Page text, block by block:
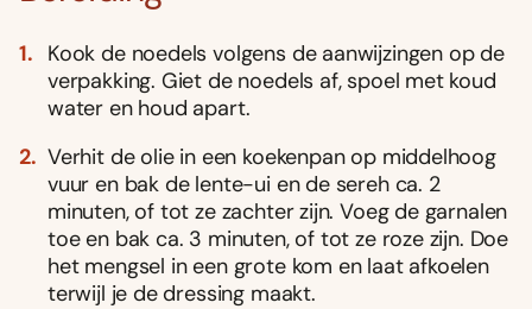
Kook de noedels volgens de aanwijzingen op de
verpakking. Giet de noedels af, spoel met koud
water en houd apart.
Verhit de olie in een koekenpan op middelhoog
vuur en bak de lente-ui en de sereh ca. 2
minuten, of tot ze zachter zijn. Voeg de garnalen
toe en bak ca. 3 minuten, of tot ze roze zijn. Doe
het mengsel in een grote kom en laat afkoelen
terwijl je de dressing maakt.